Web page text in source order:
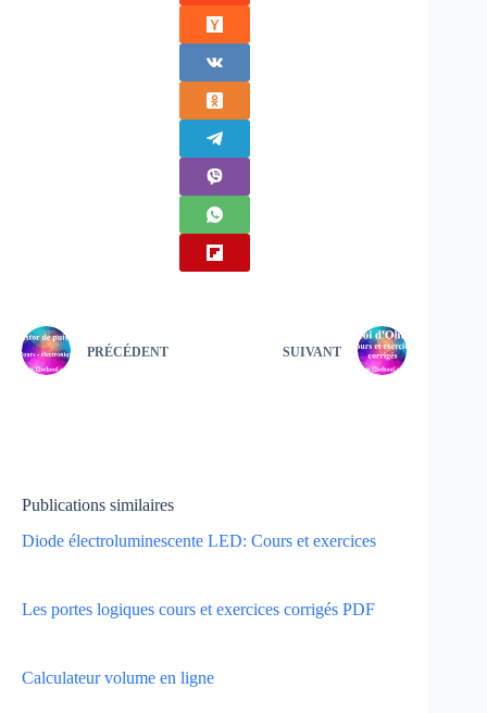
PRÉCÉDENT SUIVANT
Publications similaires
Diode électroluminescente LED: Cours et exercices
Les portes logiques cours et exercices corrigés PDF
Calculateur volume en ligne